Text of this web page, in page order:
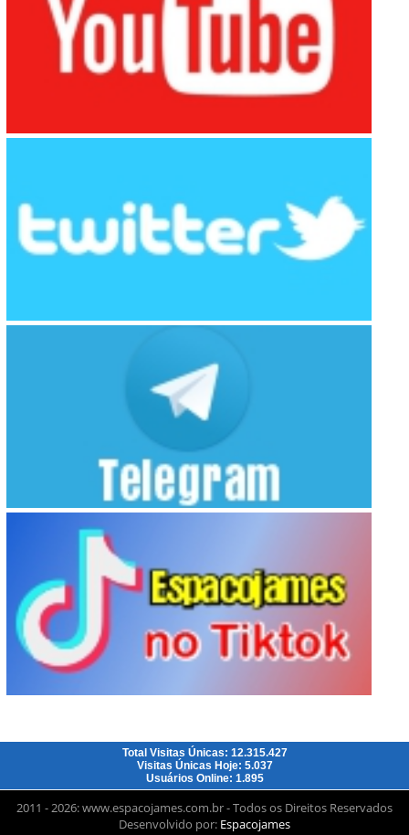
Total Visitas Únicas: 12.315.427
Visitas Únicas Hoje: 5.037
Usuários Online: 1.895
2011 - 2026: www.espacojames.com.br - Todos os Direitos Reservados
Desenvolvido por: Espacojames